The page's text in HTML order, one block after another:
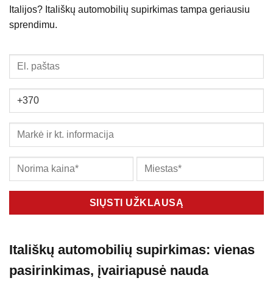
Italijos? Itališkų automobilių supirkimas tampa geriausiu
sprendimu.
Itališkų automobilių supirkimas: vienas
pasirinkimas, įvairiapusė nauda